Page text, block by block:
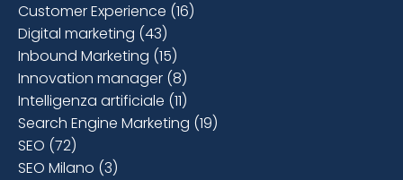
Customer Experience (16)
Digital marketing (43)
Inbound Marketing (15)
Innovation manager (8)
Intelligenza artificiale (11)
Search Engine Marketing (19)
SEO (72)
SEO Milano (3)